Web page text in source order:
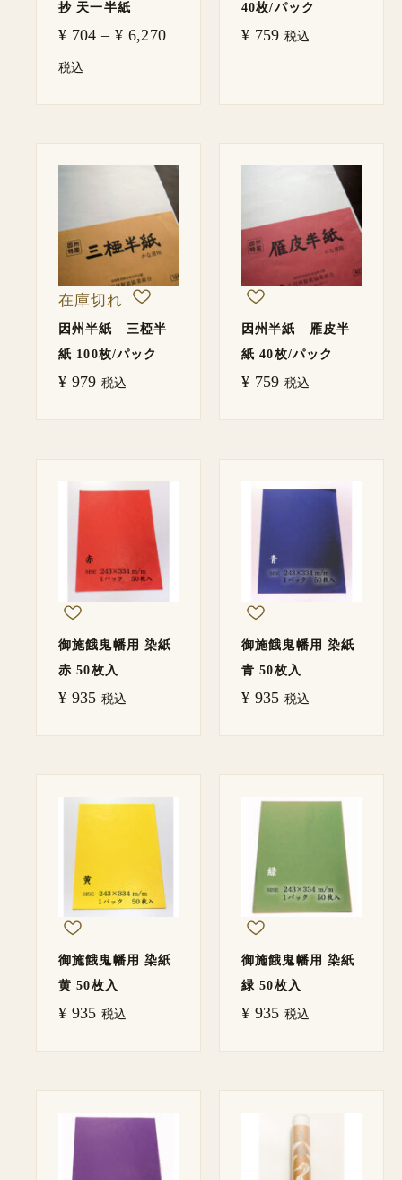
抄 天一半紙
¥ 704 – ¥ 6,270
税込
40枚/パック
¥ 759 税込
在庫切れ
因州半紙 三椏半
紙 100枚/パック
¥ 979 税込
因州半紙 雁皮半
紙 40枚/パック
¥ 759 税込
御施餓鬼幡用 染紙
赤 50枚入
¥ 935 税込
御施餓鬼幡用 染紙
青 50枚入
¥ 935 税込
御施餓鬼幡用 染紙
黄 50枚入
¥ 935 税込
御施餓鬼幡用 染紙
緑 50枚入
¥ 935 税込